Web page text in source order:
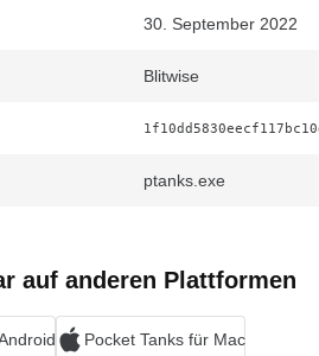
30. September 2022
Blitwise
ptanks.exe
auf anderen Plattformen
Pocket Tanks für Mac